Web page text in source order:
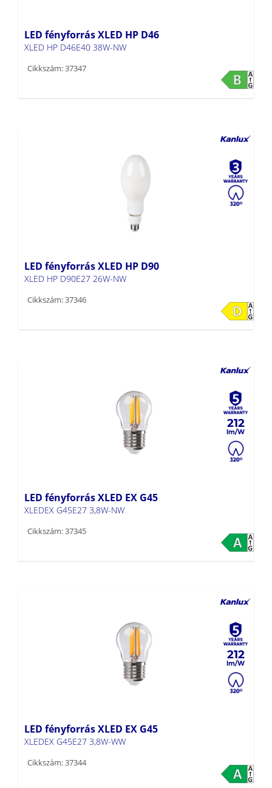
LED fényforrás XLED HP D46
XLED HP D46E40 38W-NW
Cikkszám: 37347
LED fényforrás XLED HP D90
XLED HP D90E27 26W-NW
Cikkszám: 37346
212
LED fényforrás XLED EX G45
XLEDEX G45E27 3,8W-NW
Cikkszám: 37345
212
LED fényforrás XLED EX G45
XLEDEX G45E27 3,8W-WW
Cikkszám: 37344